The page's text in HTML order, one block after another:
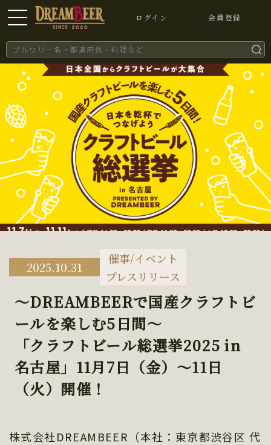
ログイン 会員登録
2025.10.31
催事/イベント
プレスリリース
～DREAMBEERで国産クラフトビ
ールを楽しむ5日間～
「クラフトビール総選挙2025 in
名古屋」11月7日（金）～11日
（火）開催！
株式会社DREAMBEER（本社：東京都渋谷区 代